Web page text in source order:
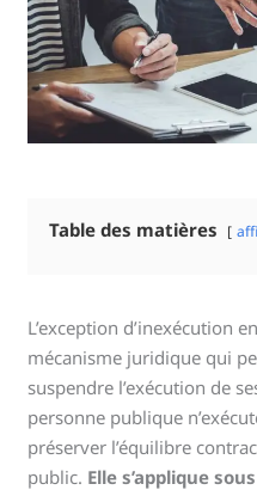
Table des matières
L’exception d’inexécution en
mécanisme juridique qui
suspendre l’exécution de
personne publique
préserver l’équilibre
public. Elle s’applique